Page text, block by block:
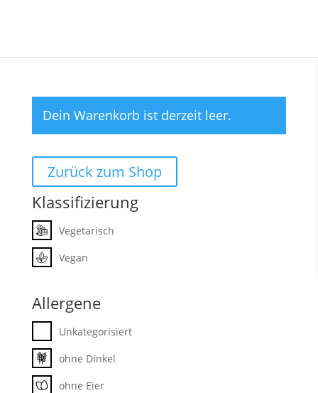
Dein Warenkorb ist derzeit leer.
Zurück zum Shop
Klassifizierung
Vegetarisch
Vegan
Allergene
Unkategorisiert
ohne Dinkel
ohne Eier